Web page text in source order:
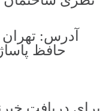
آدرس:
حافظ